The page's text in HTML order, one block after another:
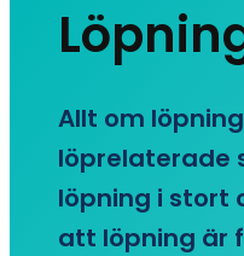
Allt om
löprelaterade
löpning i stort
att löpning är